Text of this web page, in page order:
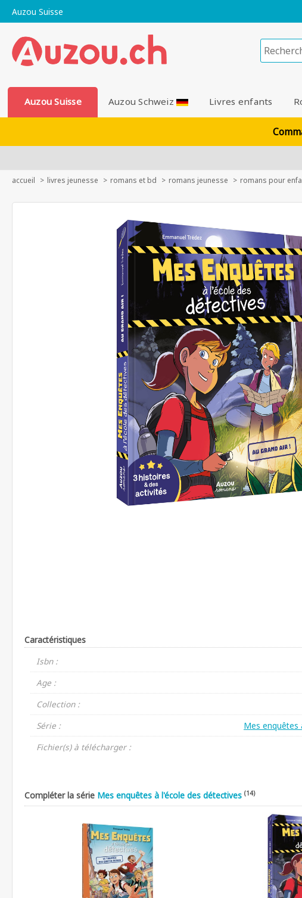
Auzou Suisse
Auzou Suisse Auzou Schweiz Livres enfants
accueil livres jeunesse romans et bd romans jeunesse romans pour
Caractéristiques
Isbn :
Age :
Collection :
Série :
Mes enquêtes
Fichier(s) à télécharger :
Compléter la série Mes enquêtes à l'école des détectives (14)